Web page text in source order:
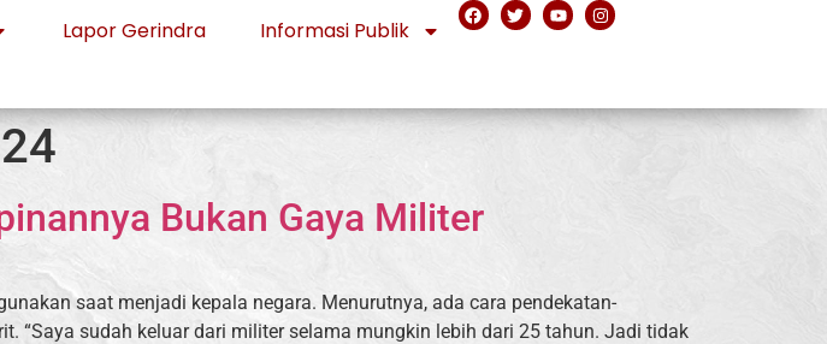
Lapor Gerindra Informasi Publik
Bukan Gaya Militer
saat menjadi kepala negara. Menurutnya, ada cara pendekatan-
“Saya sudah keluar dari militer selama mungkin lebih dari 25 tahun. Jadi tidak